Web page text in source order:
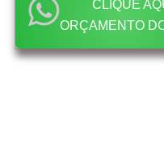
CLIQUE
ORÇAMENTO